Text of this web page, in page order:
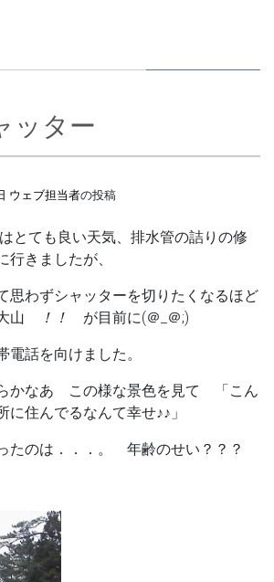
ッター
ウェブ担当者の投稿
とても良い天気、排水管の詰りの修
きましたが、
思わずシャッターを切りたくなるほど
山 ！！
が目前に(＠_＠;)
話を向けました。
かなあ この様な景色を見て
「こん
に住んでるなんて幸せ♪♪」
たのは．．．。 年齢のせい？？？